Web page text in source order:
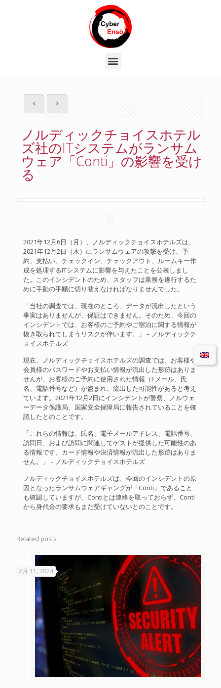
ノルディックチョイスホテル
ズ社のITシステムがランサム
ウェア「Conti」の影響を受け
る
2021年12月6日（月）、ノルディックチョイスホテルズは、
2021年12月2日（木）にランサムウェアの攻撃を受け、予
約、支払い、チェックイン、チェックアウト、ルームキー作
成を処理するITシステムに影響を与えたことを公表しまし
た。このインシデントのため、スタッフは業務を遂行するた
めに手動の手順に切り替えなければなりませんでした。
「当社の調査では、現在のところ、データが流出したという
事実はありませんが、保証はできません。そのため、今回の
インシデントでは、お客様のご予約やご宿泊に関する情報が
抜き取られてしまうリスクが伴います。」 – ノルディックチ
ョイスホテルズ
現在、ノルディックチョイスホテルズの調査では、お客様や
会員様のパスワードやお支払い情報が流出した形跡はありま
せんが、お客様のご予約に使用された情報（Eメール、氏
名、電話番号など）が盗まれ、流出した可能性があると考え
ています。2021年12月2日にインシデントが警察、ノルウェ
ーデータ保護局、国家安全保障局に報告されていることを確
認したとのことです。
「これらの情報は、氏名、電子メールアドレス、電話番号、
訪問日、および訪問に関連してゲストが提供した可能性のあ
る情報です。カード情報や決済情報が流出した形跡はありま
せん。」 – ノルディックチョイスホテルズ
ノルディックチョイスホテルズは、今回のインシデントの原
因となったランサムウェアギャングが「Conti」であること
も確認していますが、Contiとは連絡を取っておらず、Conti
から身代金の要求もまだ受けていないとのことです。
Related posts
2月 11, 2024